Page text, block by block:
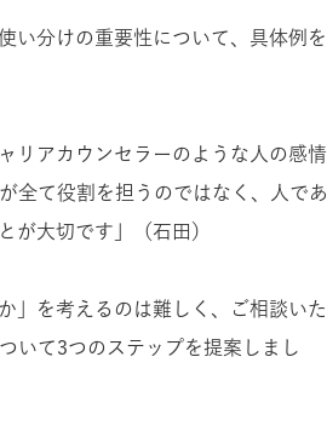
い分けの重要性について、具体例を
リアカウンセラーのような人の感情
全て役割を担うのではなく、人であ
が大切です」（石田）
」を考えるのは難しく、ご相談いた
いて3つのステップを提案しまし